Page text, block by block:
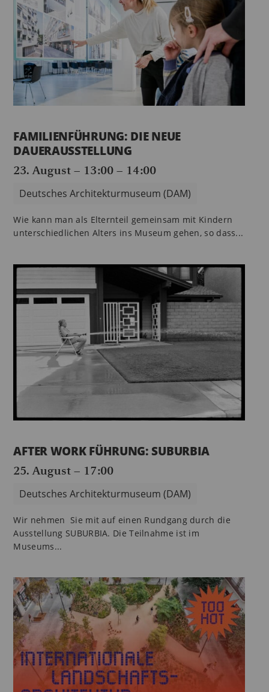
FAMILIENFÜHRUNG: DIE NEUE
DAUERAUSSTELLUNG
23. August – 13:00– 14:00
Deutsches Architekturmuseum (DAM)
Wie kann man als Elternteil gemeinsam mit Kindern
unterschiedlichen Alters ins Museum gehen, so dass...
AFTER WORK FÜHRUNG: SUBURBIA
25. August – 17:00
Deutsches Architekturmuseum (DAM)
Wir nehmen Sie mit auf einen Rundgang durch die
Ausstellung SUBURBIA. Die Teilnahme ist im
Museums...